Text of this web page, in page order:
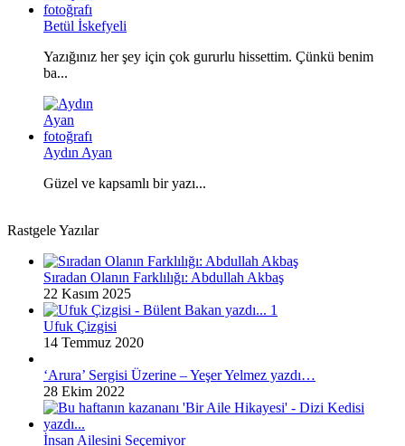
Betül İskefyeli
Yazığınız her şey için çok gururlu hissettim. Çünkü benim
ba...
Aydın Ayan
Güzel ve kapsamlı bir yazı...
Rastgele Yazılar
Sıradan Olanın Farklılığı: Abdullah Akbaş
22 Kasım 2025
Ufuk Çizgisi
14 Temmuz 2020
‘Arura’ Sergisi Üzerine – Yeşer Yelmez yazdı…
28 Ekim 2022
İnsan Ailesini Seçemiyor